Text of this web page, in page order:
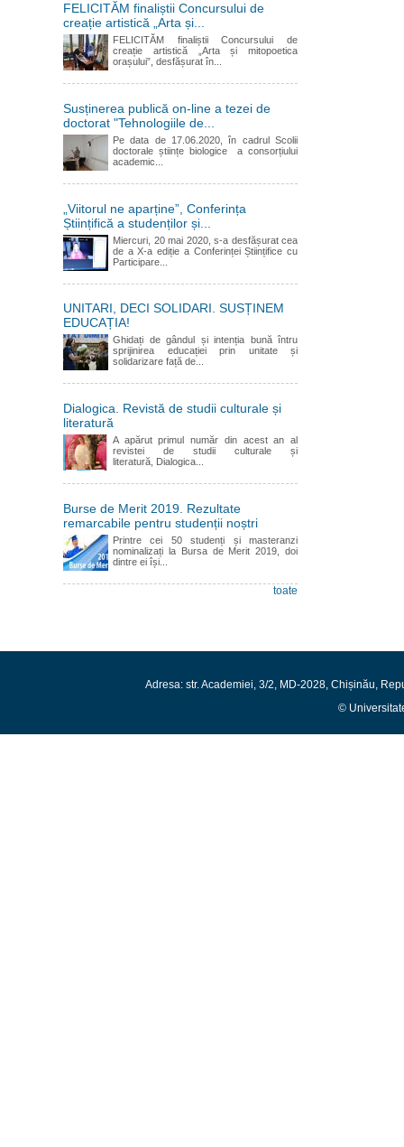
FELICITĂM finaliștii Concursului de
creație artistică „Arta și...
FELICITĂM finaliștii Concursului de
creație artistică „Arta și mitopoetica
orașului”, desfășurat în...
Susținerea publică on-line a tezei de
doctorat "Tehnologiile de...
Pe data de 17.06.2020, în cadrul Scolii
doctorale științe biologice a consorțiului
academic...
„Viitorul ne aparține”, Conferința
Științifică a studenților și...
Miercuri, 20 mai 2020, s-a desfășurat cea
de a X-a ediție a Conferinței Științifice cu
Participare...
UNITARI, DECI SOLIDARI. SUSȚINEM
EDUCAȚIA!
Ghidați de gândul și intenția bună întru
sprijinirea educației prin unitate și
solidarizare față de...
Dialogica. Revistă de studii culturale și
literatură
A apărut primul număr din acest an al
revistei de studii culturale și
literatură, Dialogica...
Burse de Merit 2019. Rezultate
remarcabile pentru studenții noștri
Printre cei 50 studenți și masteranzi
nominalizați la Bursa de Merit 2019, doi
dintre ei își...
toate
Adresa: str. Academiei, 3/2, MD-2028, Chișinău,
©